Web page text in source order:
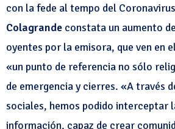
con la fede al tempo del
Colagrande constata un aumento
oyentes por la emisora, que ven en
«un punto de referencia no sólo
de emergencia y cierres. «A través
sociales, hemos podido interceptar
información, capaz de crear